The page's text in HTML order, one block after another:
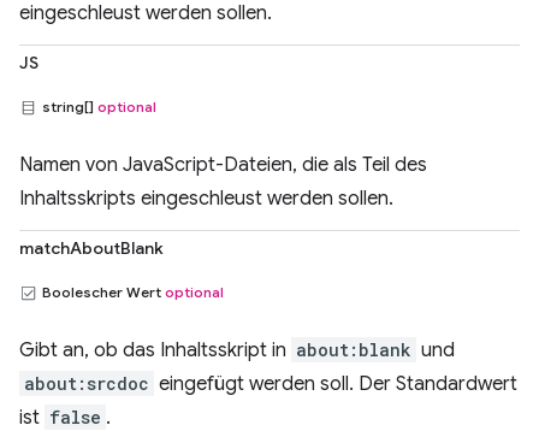
eingeschleust werden sollen.
JS
string[] optional
Namen von JavaScript-Dateien, die als Teil des
Inhaltsskripts eingeschleust werden sollen.
matchAboutBlank
Boolescher Wert optional
Gibt an, ob das Inhaltsskript in about:blank und
about:srcdoc eingefügt werden soll. Der Standardwert
ist false .